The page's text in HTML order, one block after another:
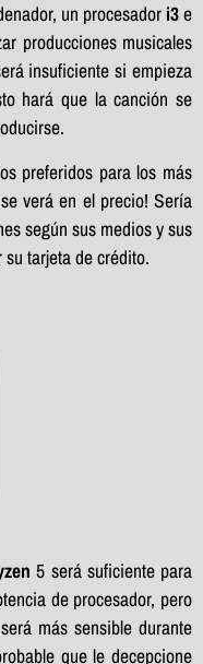
un procesador i3e
producciones musicales
insuficiente si empieza
hará que la canción se
preferidos para los más
verá en el precio! Sería
según sus medios y sus
tarjeta de crédito.
5 será suficiente para
de procesador, pero
será más sensible durante
que le decepcione